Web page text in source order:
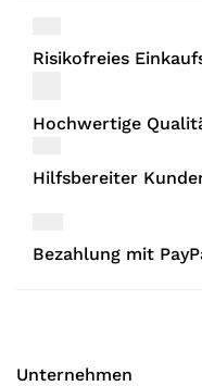
Risikofreies
Hochwertige
Hilfsbereiter
Bezahlung mit
Unternehmen